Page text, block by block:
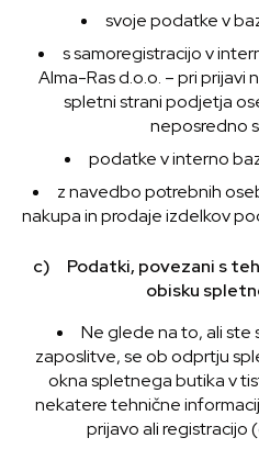
svoje podatke v
s samoregistracijo v
Alma-Ras d.o.o. – pri prijavi
spletni strani podjetja
neposredno
podatke v interno
z navedbo potrebnih
nakupa in prodaje izdelkov
c) Podatki, povezani s
obisku
Ne glede na to, ali ste
zaposlitve, se ob odprtju
okna spletnega butika v
nekatere tehnične
prijavo ali registracijo